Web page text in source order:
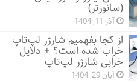
(سانورتر)
آذر 11, 1404
از کجا بفهمیم شارژر لپ‌تاپ
خراب شده است؟ + دلایل
خرابی شارژر لپ‌تاپ
آبان 29, 1404